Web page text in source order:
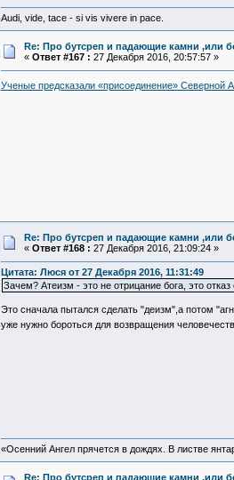
Audi, vide, tace - si vis vivere in pace.
Re: Про бутсреп и падающие камни ,или
« Ответ #167 : 27 Декабря 2016, 20:57:57 »
Ученые предсказали «присоединение» Северной
Re: Про бутсреп и падающие камни ,или
« Ответ #168 : 27 Декабря 2016, 21:09:24 »
Цитата: Люся от 27 Декабря 2016, 11:31:49
Зачем? Атеизм - это не отрицание бога, это
Это сначала пытался сделать "деизм",а потом
уже нужно бороться для возвращения
«Осенний Ангел прячется в дождях. В листве
Re: Про бутсреп и падающие камни ,или